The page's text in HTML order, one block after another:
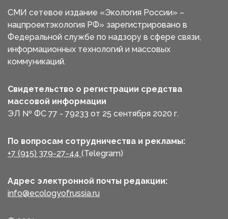
СМИ сетевое издание «Экология России» –
нацпроектэкология РФ» зарегистрировано в
Федеральной службе по надзору в сфере связи,
информационных технологий и массовых
коммуникаций.
Свидетельство о регистрации средства
массовой информации
ЭЛ № ФС 77 - 79233 от 25 сентября 2020 г.
По вопросам сотрудничества и рекламы:
+7 (915) 379-27-44 (Telegram)
Адрес электронной почты редакции:
info@ecologyofrussia.ru